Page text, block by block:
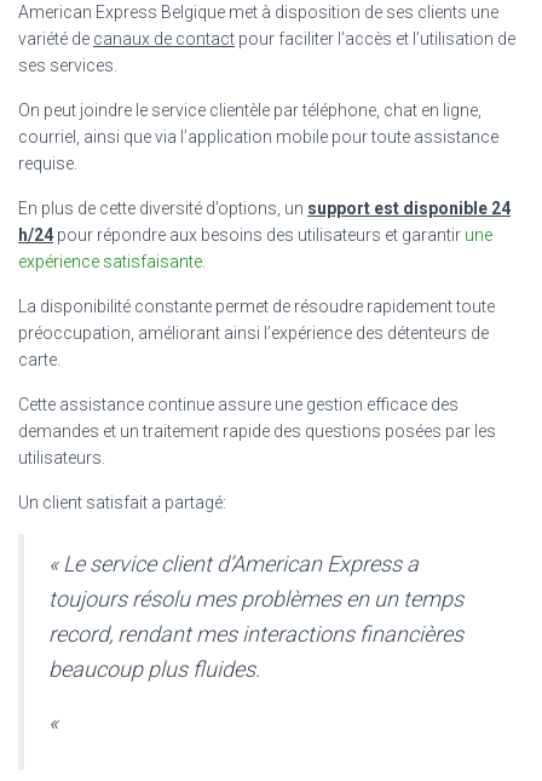
American Express Belgique met à disposition de ses clients une
variété de canaux de contact pour faciliter l’accès et l’utilisation de
ses services.
On peut joindre le service clientèle par téléphone, chat en ligne,
courriel, ainsi que via l’application mobile pour toute assistance
requise.
En plus de cette diversité d’options, un support est disponible 24
h/24 pour répondre aux besoins des utilisateurs et garantir une
expérience satisfaisante
La disponibilité constante permet de résoudre rapidement toute
préoccupation, améliorant ainsi l’expérience des détenteurs de
carte.
Cette assistance continue assure une gestion efficace des
demandes et un traitement rapide des questions posées par les
utilisateurs.
Un client satisfait a partagé:
« Le service client d’American Express a
toujours résolu mes problèmes en un temps
record, rendant mes interactions financières
beaucoup plus fluides.
«